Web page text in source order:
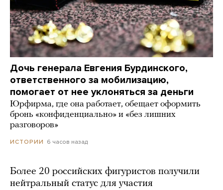
Дочь генерала Евгения Бурдинского,
ответственного за мобилизацию,
помогает от нее уклоняться за деньги
Юрфирма, где она работает, обещает оформить
бронь «конфиденциально» и «без лишних
разговоров»
ИСТОРИИ 6 часов назад
Более 20 российских фигуристов получили
нейтральный статус для участия